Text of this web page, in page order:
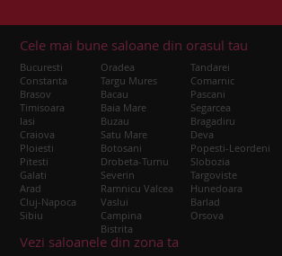
Cele mai bune saloane din orasul tau
Bucuresti
Constanta
Brasov
Timisoara
Iasi
Craiova
Ploiesti
Pitesti
Galati
Arad
Cluj-Napoca
Sibiu
Oradea
Targu Mures
Bacau
Baia Mare
Buzau
Satu Mare
Botosani
Drobeta-Turnu
Severin
Ramnicu Valcea
Vaslui
Campina
Bistrita
Tandarei
Comarnic
Pascani
Segarcea
Bragadiru
Deva
Popesti-Leordeni
Slobozia
Targoviste
Hunedoara
Barlad
Orsova
Vezi saloanele din zona ta